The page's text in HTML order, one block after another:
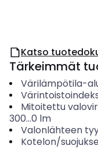
Katso
Tärkeimmät
Värilämpötila-
Mitoitettu
300...0 lm
Valonlähteen
Kotelon/